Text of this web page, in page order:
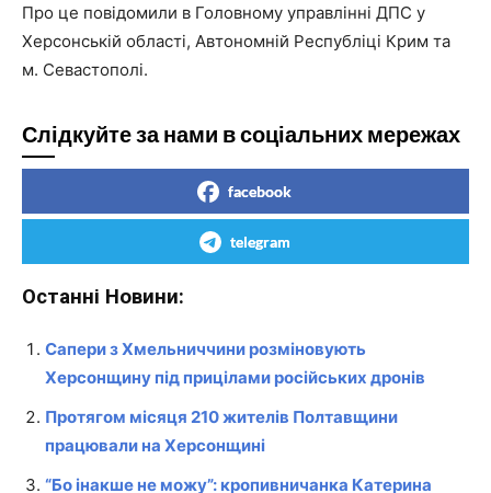
Про це повідомили в Головному управлінні ДПС у
Херсонській області, Автономній Республіці Крим та
м. Севастополі.
Слідкуйте за нами в соціальних мережах
facebook
telegram
Останні Новини:
Сапери з Хмельниччини розміновують
Херсонщину під прицілами російських дронів
Протягом місяця 210 жителів Полтавщини
працювали на Херсонщині
“Бо інакше не можу”: кропивничaнка Кaтеринa